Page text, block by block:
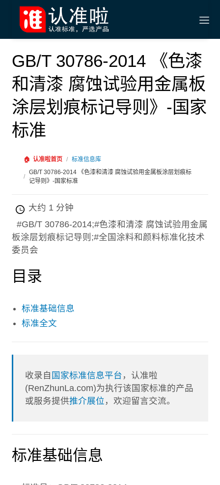
GB/T 30786-2014 《色漆
和清漆 腐蚀试验用金属板
涂层划痕标记导则》-国家
标准
🏠 认准啦首页 / 标准信息库
/
GB/T 30786-2014 《色漆和清漆 腐蚀试验用金属板涂层划痕标
记导则》-国家标准
大约 1 分钟
#GB/T 30786-2014;#色漆和清漆 腐蚀试验用金属
板涂层划痕标记导则;#全国涂料和颜料标准化技术
委员会
目录
标准基础信息
标准全文
收录自 国家标准信息平台 ，认准啦
(RenZhunLa.com)为执行该国家标准的产品
或服务提供推介展位 ，欢迎留言交流。
标准基础信息